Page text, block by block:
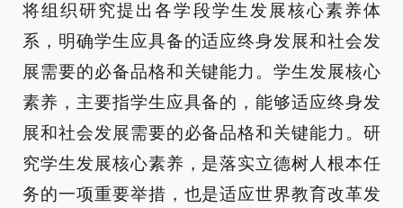
将组织研究提出各学段学生发展核心素养体
系，明确学生应具备的适应终身发展和社会发
展需要的必备品格和关键能力。学生发展核心
素养，主要指学生应具备的，能够适应终身发
展和社会发展需要的必备品格和关键能力。研
究学生发展核心素养，是落实立德树人根本任
务的一项重要举措，也是适应世界教育改革发